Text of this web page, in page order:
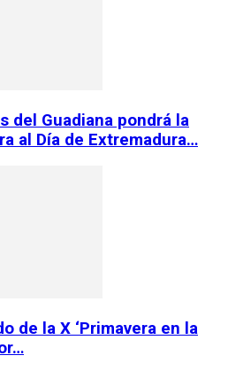
del Guadiana pondrá la
al Día de Extremadura…
de la X ‘Primavera en la